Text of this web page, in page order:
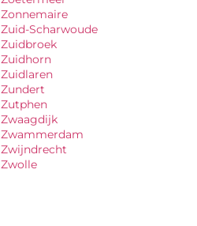
Zonnemaire
Zuid-Scharwoude
Zuidbroek
Zuidhorn
Zuidlaren
Zundert
Zutphen
Zwaagdijk
Zwammerdam
Zwijndrecht
Zwolle